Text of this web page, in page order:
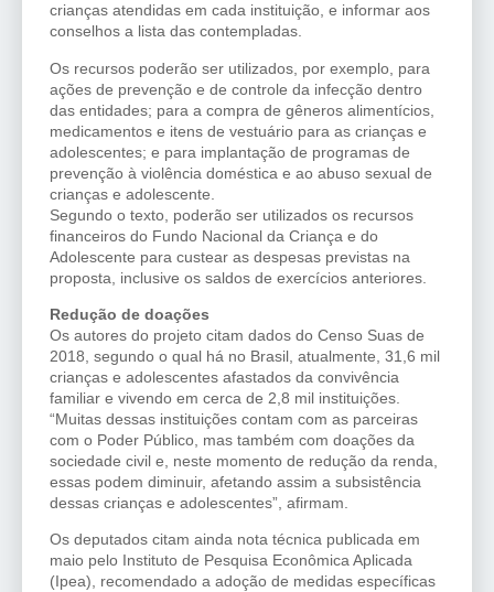
crianças atendidas em cada instituição, e informar aos
conselhos a lista das contempladas.
Os recursos poderão ser utilizados, por exemplo, para
ações de prevenção e de controle da infecção dentro
das entidades; para a compra de gêneros alimentícios,
medicamentos e itens de vestuário para as crianças e
adolescentes; e para implantação de programas de
prevenção à violência doméstica e ao abuso sexual de
crianças e adolescente.
Segundo o texto, poderão ser utilizados os recursos
financeiros do Fundo Nacional da Criança e do
Adolescente para custear as despesas previstas na
proposta, inclusive os saldos de exercícios anteriores.
Redução de doações
Os autores do projeto citam dados do Censo Suas de
2018, segundo o qual há no Brasil, atualmente, 31,6 mil
crianças e adolescentes afastados da convivência
familiar e vivendo em cerca de 2,8 mil instituições.
“Muitas dessas instituições contam com as parceiras
com o Poder Público, mas também com doações da
sociedade civil e, neste momento de redução da renda,
essas podem diminuir, afetando assim a subsistência
dessas crianças e adolescentes”, afirmam.
Os deputados citam ainda nota técnica publicada em
maio pelo Instituto de Pesquisa Econômica Aplicada
(Ipea), recomendado a adoção de medidas específicas